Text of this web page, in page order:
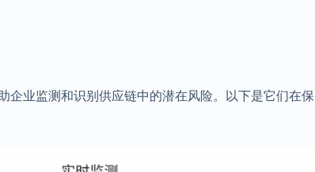
企业监测和识别供应链中的潜在风险。以下是它们在保